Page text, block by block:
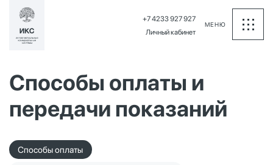
+7 4233 927 927
Личный кабинет
МЕНЮ
Способы оплаты и
передачи показаний
Способы оплаты